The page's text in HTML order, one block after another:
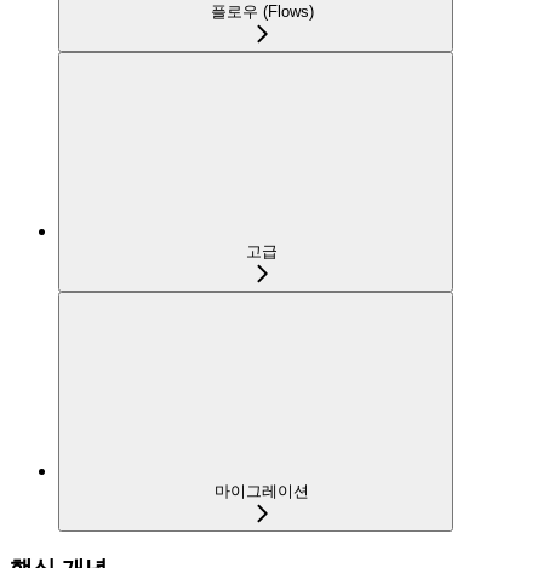
플로우 (Flows)
고급
마이그레이션